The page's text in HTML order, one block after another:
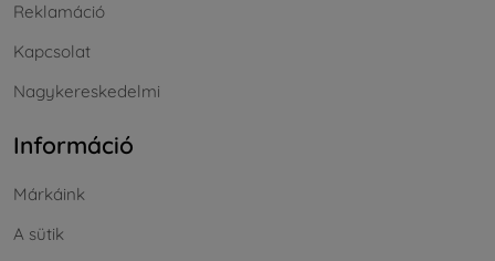
Reklamáció
Kapcsolat
Nagykereskedelmi
Információ
Márkáink
A sütik